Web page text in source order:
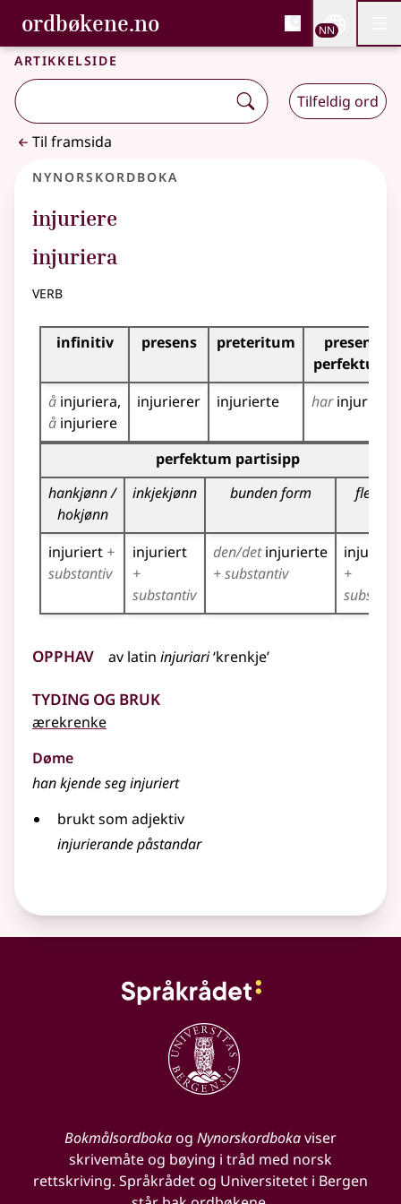
Gå til hovudinnhald
Tilgjenge
ordbøkene.no, Bokmålsordboka og
Bokmålsordboka og Nynorskordboka
NN
Artikkelside
Tilfeldig ord
Til framsida
Nynorskordboka
injuriere
injuriera
verb
Bøyningstabell for dette verbet
infinitiv presens preteritum
presens
perfektum
å injuriera
å injuriere
injurierer injurierte harinjuriert
Bøyningstabell for dette verbet (partisippformer)
perfektum partisipp
hankjønn /
hokjønn
inkjekjønn bunden form fleirtal
injuriert +
substantiv
injuriert
+
substantiv
den/detinjurierte
+ substantiv
+
Opphav av latin injuriari‘krenkje’
Tyding og bruk
ærekrenke
Døme
han kjende seg injuriert
brukt som adjektiv
injurierande påstandar
Bokmålsordbokaog Nynorskordbokaviser
skrivemåte og bøying i tråd med norsk
rettskriving. Språkrådet og Universitetet i Bergen